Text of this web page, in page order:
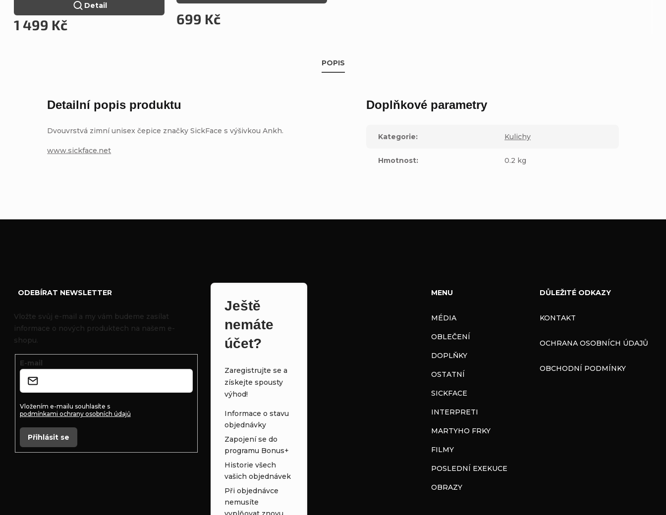
1 499 Kč
Detail
699 Kč
POPIS
Detailní popis produktu
Dvouvrstvá zimní unisex čepice značky SickFace s výšivkou Ankh.
www.sickface.net
Doplňkové parametry
Kategorie: Kulichy
Hmotnost: 0.2 kg
ODEBÍRAT NEWSLETTER
Vložte svůj e-mail a my vám budeme zasílat
informace o nových produktech na našem e-
shopu.
E-mail
Vložením e-mailu souhlasíte s
podmínkami ochrany osobních údajů
Přihlásit se
Ještě
nemáte
účet?
Zaregistrujte se a
získejte spousty
výhod!
Informace o stavu
objednávky
Zapojení se do
programu Bonus+
Historie všech
vašich objednávek
Při objednávce
nemusíte
MENU
MÉDIA
OBLEČENÍ
DOPLŇKY
OSTATNÍ
SICKFACE
INTERPRETI
MARTYHO FRKY
FILMY
POSLEDNÍ EXEKUCE
OBRAZY
DŮLEŽITÉ ODKAZY
KONTAKT
OCHRANA OSOBNÍCH ÚDAJŮ
OBCHODNÍ PODMÍNKY